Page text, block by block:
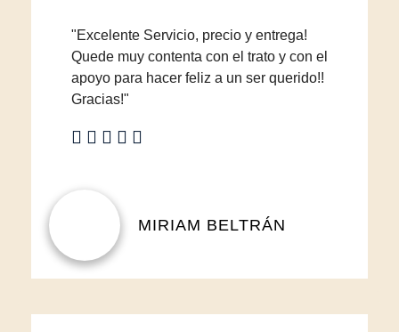
"Excelente Servicio, precio y entrega!
Quede muy contenta con el trato y con el
apoyo para hacer feliz a un ser querido!!
Gracias!"
MIRIAM BELTRÁN